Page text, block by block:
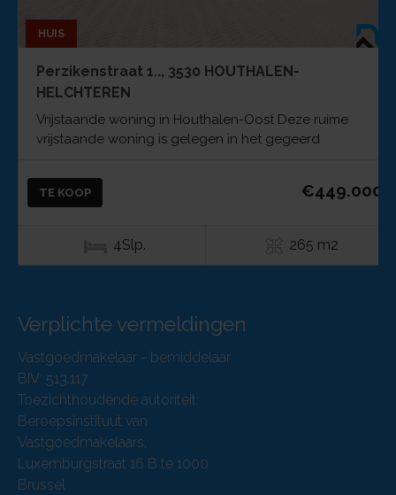
HUIS
Perzikenstraat 1.., 3530 HOUTHALEN-
HELCHTEREN
Vrijstaande woning in Houthalen-Oost Deze ruime
vrijstaande woning is gelegen in het gegeerd
TE KOOP €449.000
4Slp. 265 m2
Verplichte vermeldingen
Vastgoedmakelaar - bemiddelaar
BIV: 513.117
Toezichthoudende autoriteit:
Beroepsinstituut van
Vastgoedmakelaars,
Luxemburgstraat 16 B te 1000
Brussel